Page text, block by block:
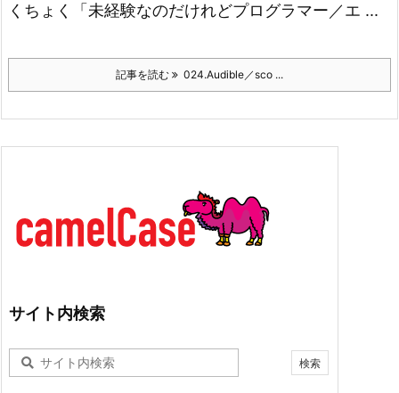
くちょく「未経験なのだけれどプログラマー／エ ...
記事を読む 024.Audible／sco ...
サイト内検索